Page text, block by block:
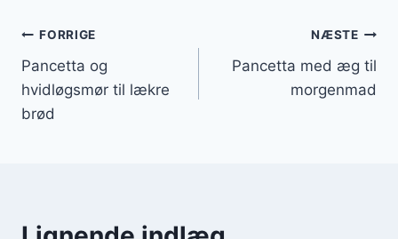
Indlægsnavigation
FORRIGE
Pancetta og
hvidløgsmør til lækre
brød
NÆSTE
Pancetta med æg til
morgenmad